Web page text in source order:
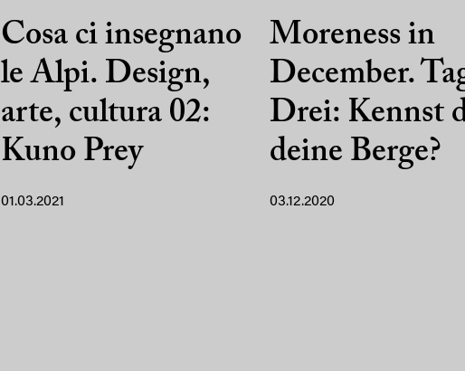
Cosa ci insegnano
le Alpi. Design,
arte, cultura 02:
Kuno Prey
01.03.2021
Moreness in
December.
Drei: Kennst
deine Berge?
03.12.2020